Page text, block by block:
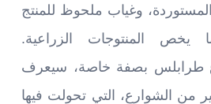
وغياب ملحوظ للمنتج
يخص المنتوجات الزراعية.
طرابلس بصفة خاصة، سيعرف
من الشوارع، التي تحولت فيها